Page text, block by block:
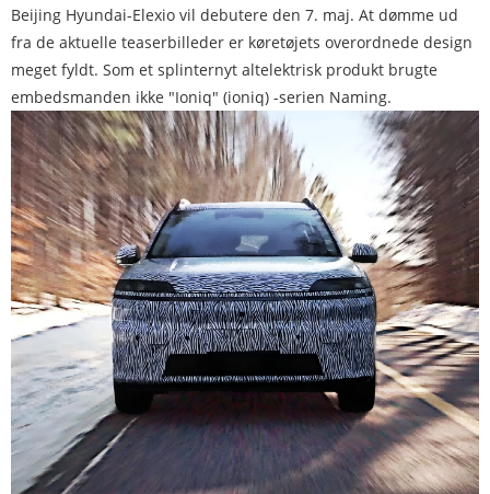
Beijing Hyundai-Elexio vil debutere den 7. maj. At dømme ud
fra de aktuelle teaserbilleder er køretøjets overordnede design
meget fyldt. Som et splinternyt altelektrisk produkt brugte
embedsmanden ikke "Ioniq" (ioniq) -serien Naming.